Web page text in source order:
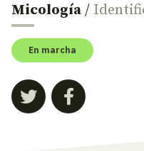
Micología /
En marcha